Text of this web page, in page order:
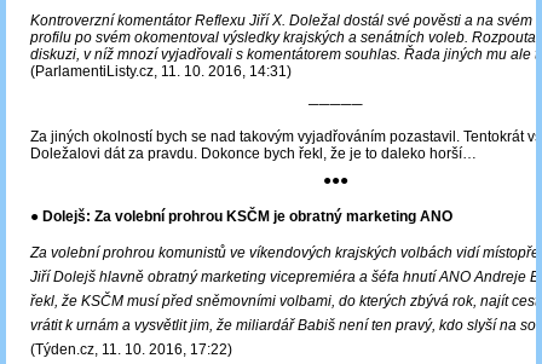
Kontroverzní komentátor Reflexu Jiří X. Doležal dostál své pověsti a na svém
profilu po svém okomentoval výsledky krajských a senátních voleb.
diskuzi, v níž mnozí vyjadřovali s komentátorem souhlas. Řada jiných mu ale
(ParlamentiListy.cz, 11. 10. 2016, 14:31)
─────
Za jiných okolností bych se nad takovým vyjadřováním pozastavil. Tentokrát
Doležalovi dát za pravdu. Dokonce bych řekl, že je to daleko horší…
●●●
● Dolejš: Za volební prohrou KSČM je obratný marketing ANO
Za volební prohrou komunistů ve víkendových krajských volbách vidí
Jiří Dolejš hlavně obratný marketing vicepremiéra a šéfa hnutí ANO Andreje
řekl, že KSČM musí před sněmovními volbami, do kterých zbývá rok, najít
vrátit k urnám a vysvětlit jim, že miliardář Babiš není ten pravý, kdo slyší na
(Týden.cz, 11. 10. 2016, 17:22)